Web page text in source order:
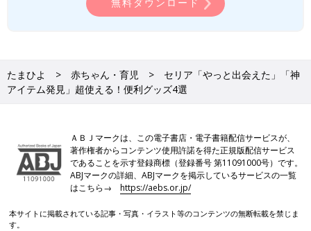
たまひよ 赤ちゃん・育児
セリア「やっと出会えた」「神
アイテム発見」超使える！便利グッズ4選
ＡＢＪマークは、この電子書店・電子書籍配信サービスが、
著作権者からコンテンツ使用許諾を得た正規版配信サービス
であることを示す登録商標（登録番号 第11091000号）です。
ABJマークの詳細、ABJマークを掲示しているサービスの一覧
はこちら→https://aebs.or.jp/
本サイトに掲載されている記事・写真・イラスト等のコンテンツの無断転載を禁じま
す。